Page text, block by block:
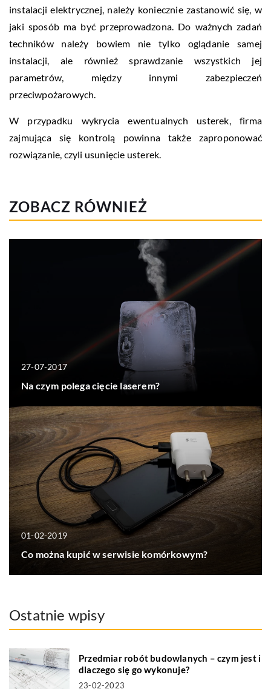
instalacji elektrycznej, należy koniecznie zastanowić się, w
jaki sposób ma być przeprowadzona. Do ważnych zadań
techników należy bowiem nie tylko oglądanie samej
instalacji, ale również sprawdzanie wszystkich jej
parametrów, między innymi zabezpieczeń
przeciwpożarowych.
W przypadku wykrycia ewentualnych usterek, firma
zajmująca się kontrolą powinna także zaproponować
rozwiązanie, czyli usunięcie usterek.
ZOBACZ RÓWNIEŻ
27-07-2017
Na czym polega cięcie laserem?
01-02-2019
Co można kupić w serwisie komórkowym?
Ostatnie wpisy
Przedmiar robót budowlanych – czym jest i
dlaczego się go wykonuje?
23-02-2023